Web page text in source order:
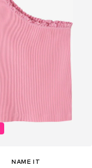
NAME IT